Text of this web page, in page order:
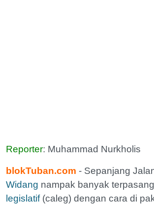
Reporter: Muhammad Nurkholis
blokTuban.com - Sepanjang
Widang nampak banyak
legislatif(caleg) dengan cara di